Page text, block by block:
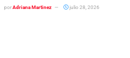
por Adriana Martinez julio 28, 2026